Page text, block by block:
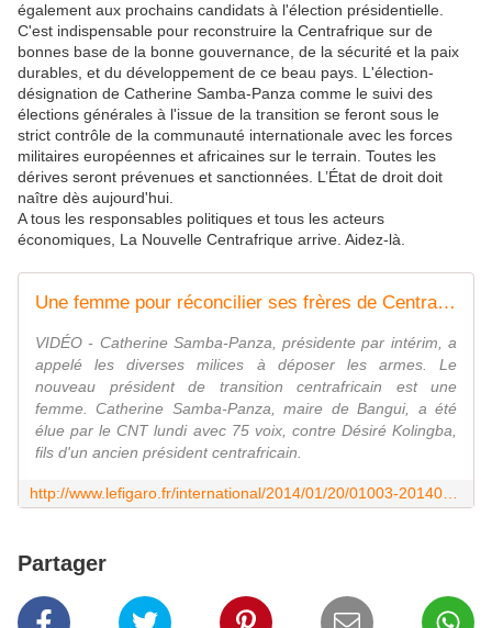
également aux prochains candidats à l'élection présidentielle.
C'est indispensable pour reconstruire la Centrafrique sur de
bonnes base de la bonne gouvernance, de la sécurité et la paix
durables, et du développement de ce beau pays. L'élection-
désignation de Catherine Samba-Panza comme le suivi des
élections générales à l'issue de la transition se feront sous le
strict contrôle de la communauté internationale avec les forces
militaires européennes et africaines sur le terrain. Toutes les
dérives seront prévenues et sanctionnées. L’État de droit doit
naître dès aujourd'hui.
A tous les responsables politiques et tous les acteurs
économiques, La Nouvelle Centrafrique arrive. Aidez-là.
Une femme pour réconcilier ses frères de Centrafrique
VIDÉO - Catherine Samba-Panza, présidente par intérim, a
appelé les diverses milices à déposer les armes. Le
nouveau président de transition centrafricain est une
femme. Catherine Samba-Panza, maire de Bangui, a été
élue par le CNT lundi avec 75 voix, contre Désiré Kolingba,
fils d'un ancien président centrafricain.
Partager